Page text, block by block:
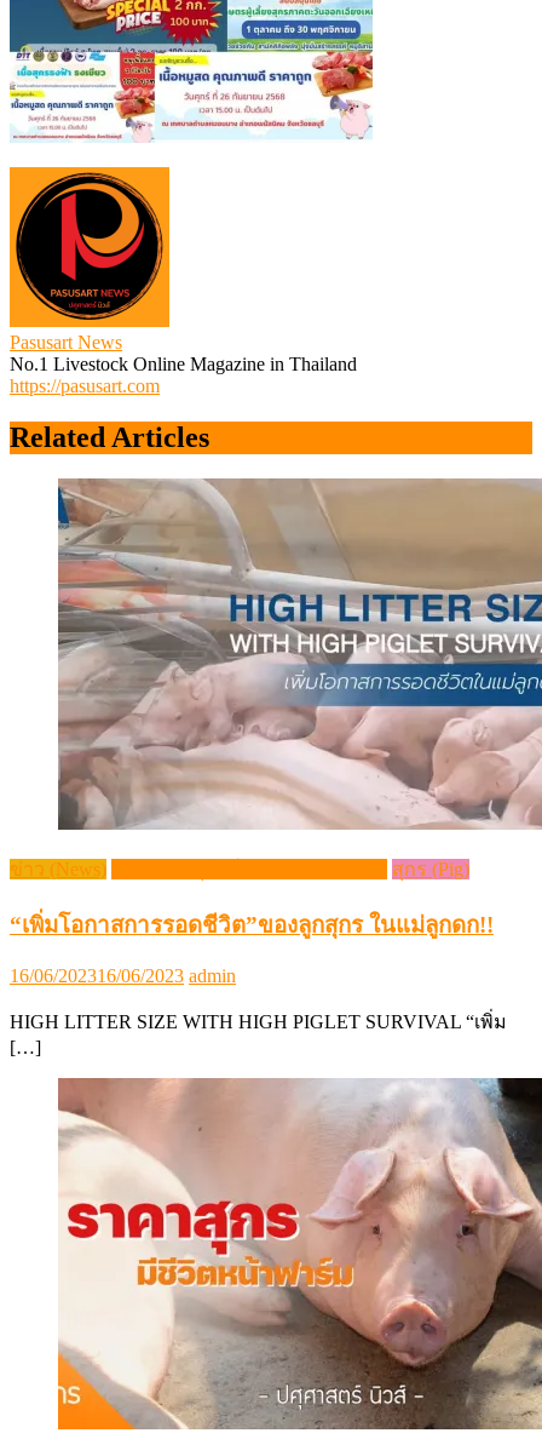
Pasusart News
No.1 Livestock Online Magazine in Thailand
https://pasusart.com
Related Articles
ข่าว (News) สุกร (Pig)
“เพิ่มโอกาสการรอดชีวิต”ของลูกสุกร ในแม่ลูกดก!!
Posted
16/06/202316/06/2023 Author
admin
HIGH LITTER SIZE WITH HIGH PIGLET SURVIVAL “เพิ่ม
[…]